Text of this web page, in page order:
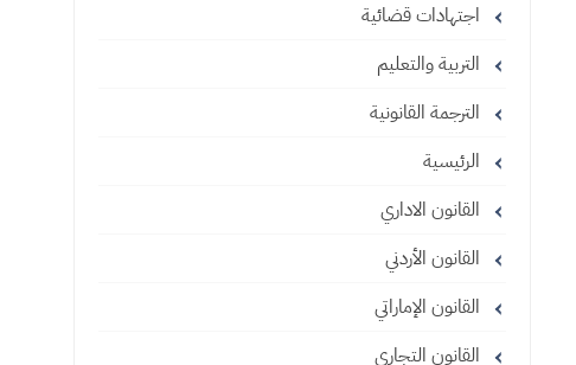
اجتهادات قضائية
التربية والتعليم
الترجمة القانونية
الرئيسية
القانون الاداري
القانون الأردني
القانون الإماراتي
القانون التجاري